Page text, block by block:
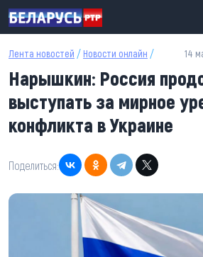
Перейти к основному содержанию
Лента новостей / Новости онлайн / 14
Нарышкин: Россия
выступать за мирное
конфликта в Украине
Поделиться: